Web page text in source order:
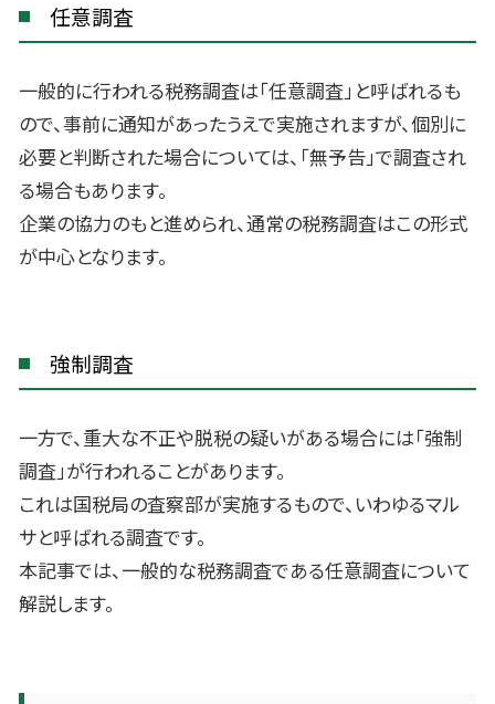
任意調査
一般的に行われる税務調査は「任意調査」と呼ばれるも
ので、事前に通知があったうえで実施されますが、個別に
必要と判断された場合については、「無予告」で調査され
る場合もあります。
企業の協力のもと進められ、通常の税務調査はこの形式
が中心となります。
強制調査
一方で、重大な不正や脱税の疑いがある場合には「強制
調査」が行われることがあります。
これは国税局の査察部が実施するもので、いわゆるマル
サと呼ばれる調査です。
本記事では、一般的な税務調査である任意調査について
解説します。